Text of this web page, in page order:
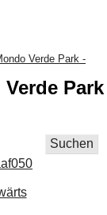
Verde Park -
Park
Suchen